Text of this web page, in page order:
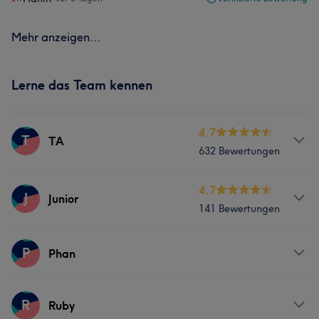
Mehr anzeigen...
Lerne das Team kennen
T TA
4.7
632 Bewertungen
Services
Haarentfernung
Was unsere Kunden über TA sagen
J Junior
4.7
141 Bewertungen
Services
Haarentfernung
P Phan
Services
R Ruby